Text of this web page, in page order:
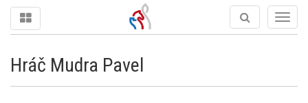
Hráč Mudra Pavel